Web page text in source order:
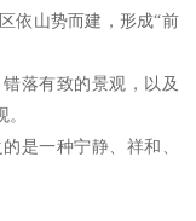
依山势而建，形成“前
落有致的景观，以及
是一种宁静、祥和、